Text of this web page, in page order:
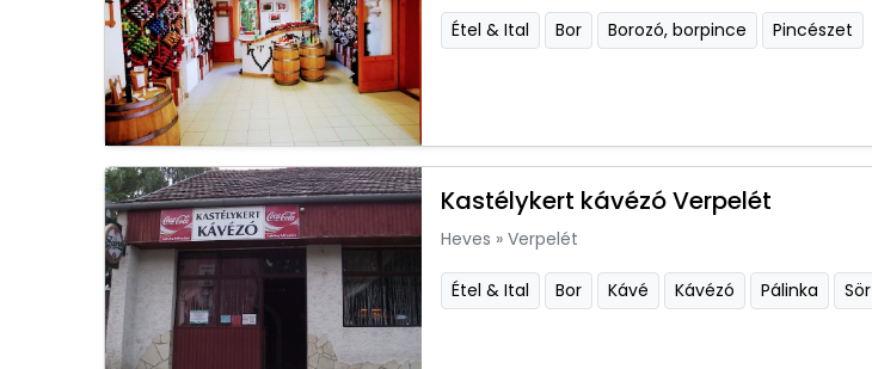
Étel & Ital Bor Borozó, borpince Pincészet
Kastélykert kávézó Verpelét
Heves » Verpelét
Étel & Ital Bor Kávé Kávézó Pálinka Sör